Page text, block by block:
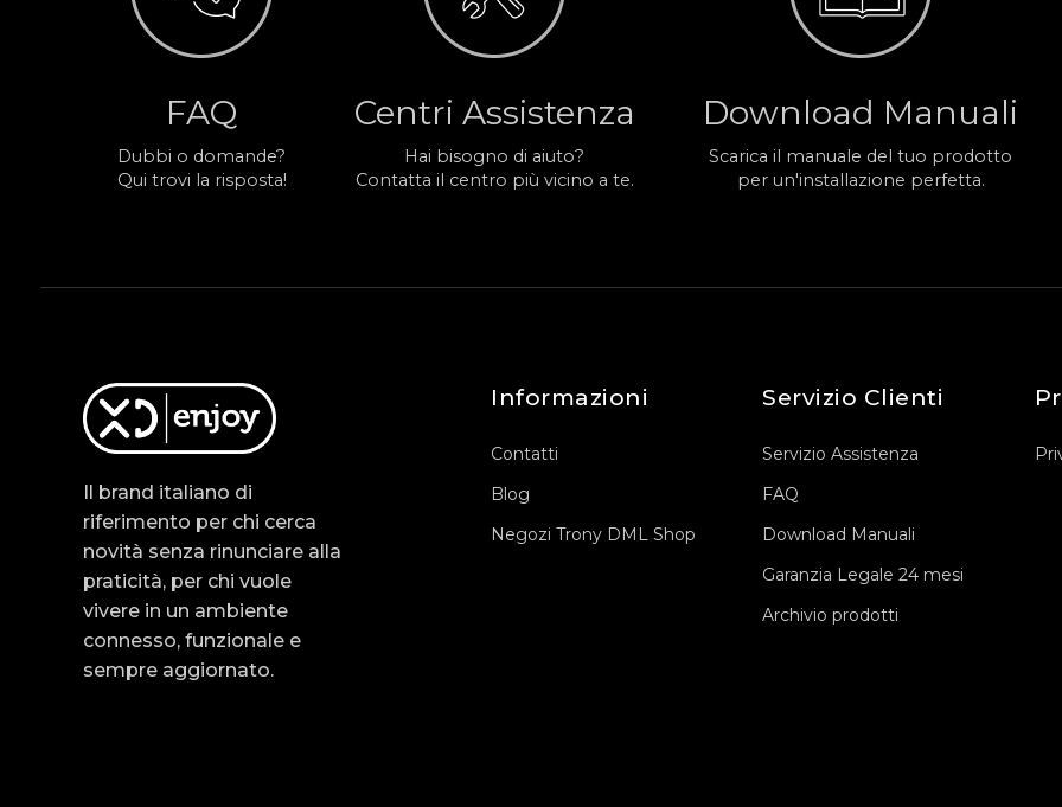
FAQ
Dubbi o domande?
Qui trovi la risposta!
Centri Assistenza
Hai bisogno di aiuto?
Contatta il centro più vicino a te.
Download Manuali
Scarica il manuale del tuo prodotto
per un'installazione perfetta.
Il brand italiano di
riferimento per chi cerca
novità senza rinunciare alla
praticità, per chi vuole
vivere in un ambiente
connesso, funzionale e
sempre aggiornato.
Informazioni
Contatti
Blog
Negozi Trony DML Shop
Servizio Clienti
Servizio Assistenza
FAQ
Download Manuali
Garanzia Legale 24 mesi
Archivio prodotti